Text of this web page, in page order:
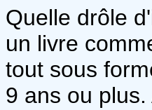
Quelle drôle
un livre
tout sous
9 ans ou